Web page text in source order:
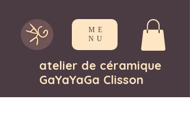
ME
NU
atelier de céramique
GaYaYaGa Clisson